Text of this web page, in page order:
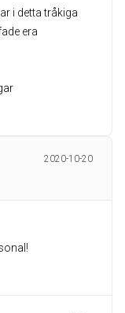
i detta tråkiga
era
2020-10-20